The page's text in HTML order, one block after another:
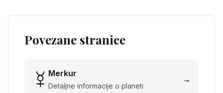
Povezane stranice
Merkur
Detaljne informacije o planeti
→